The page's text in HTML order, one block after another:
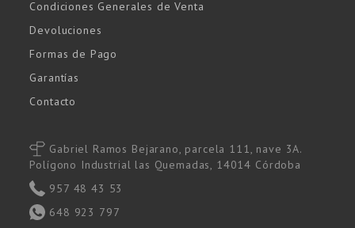
Condiciones Generales de Venta
Devoluciones
Formas de Pago
Garantías
Contacto
Gabriel Ramos Bejarano, parcela 111, nave 3A.
Polígono Industrial las Quemadas, 14014 Córdoba
957 48 43 53
648 923 797